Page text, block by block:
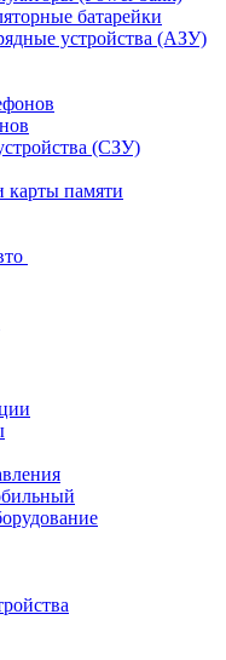
батарейки
устройства (АЗУ)
(СЗУ)
карты памяти